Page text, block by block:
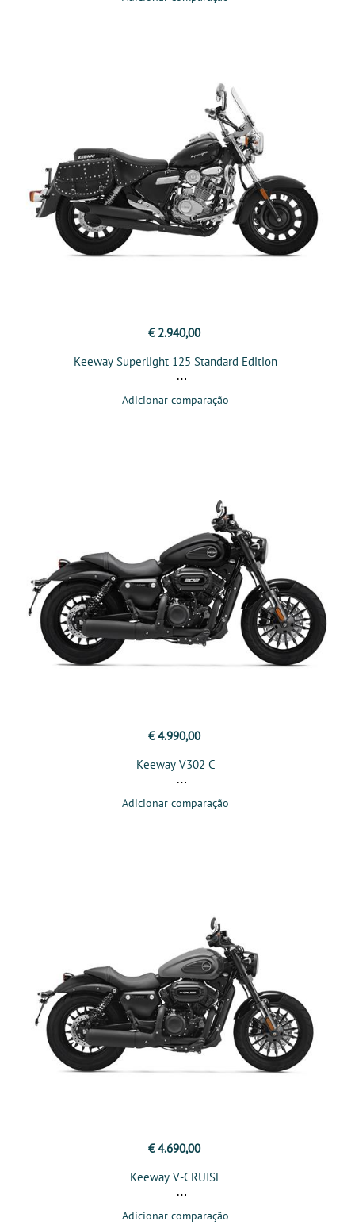
€ 2.940,00
Keeway Superlight 125 Standard Edition
Adicionar comparação
€ 4.990,00
Keeway V302 C
Adicionar comparação
€ 4.690,00
Keeway V-CRUISE
Adicionar comparação